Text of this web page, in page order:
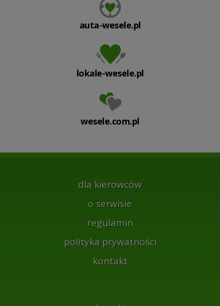
auta-wesele.pl
lokale-wesele.pl
wesele.com.pl
dla kierowców
o serwisie
regulamin
polityka prywatności
kontakt